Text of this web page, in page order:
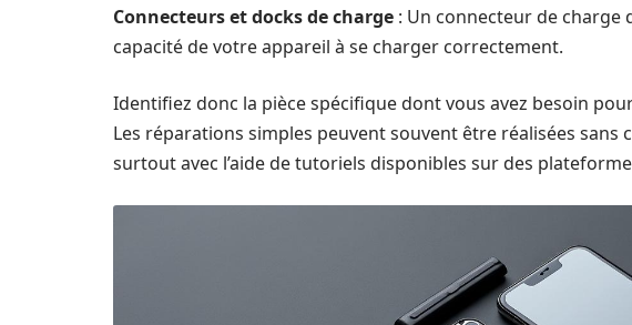
Connecteurs et docks de charge : Un connecteur de charge
capacité de votre appareil à se charger correctement.
Identifiez donc la pièce spécifique dont vous avez besoin
Les réparations simples peuvent souvent être réalisées sans
surtout avec l’aide de tutoriels disponibles sur des